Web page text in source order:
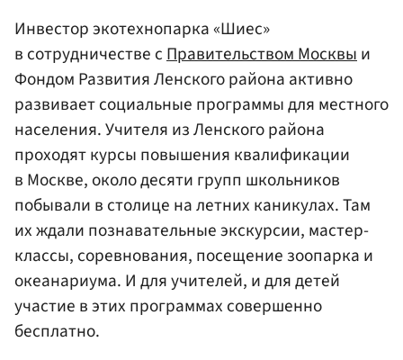
Инвестор экотехнопарка «Шиес»
в сотрудничестве сПравительством Москвыи
Фондом Развития Ленского района активно
развивает социальные программы для местного
населения. Учителя из Ленского района
проходят курсы повышения квалификации
в Москве, около десяти групп школьников
побывали в столице на летних каникулах. Там
их ждали познавательные экскурсии, мастер-
классы, соревнования, посещение зоопарка и
океанариума. И для учителей, и для детей
участие в этих программах совершенно
бесплатно.